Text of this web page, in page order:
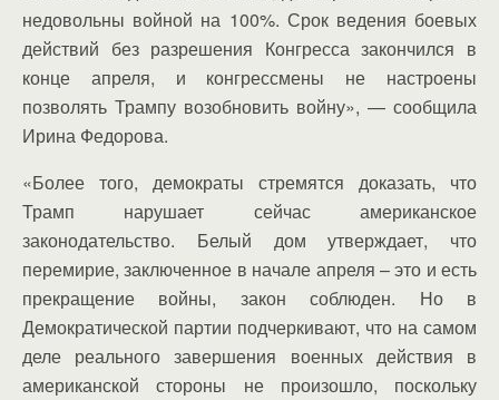
недовольны войной на 100%. Срок ведения боевых
действий без разрешения Конгресса закончился в
конце апреля, и конгрессмены не настроены
позволять Трампу возобновить войну», — сообщила
Ирина Федорова.
«Более того, демократы стремятся доказать, что
Трамп нарушает сейчас американское
законодательство. Белый дом утверждает, что
перемирие, заключенное в начале апреля – это и есть
прекращение войны, закон соблюден. Но в
Демократической партии подчеркивают, что на самом
деле реального завершения военных действия в
американской стороны не произошло, поскольку